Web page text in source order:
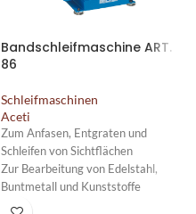
Bandschleifmaschine ART.
86
Schleifmaschinen
Aceti
Zum Anfasen, Entgraten und
Schleifen von Sichtflächen
Zur Bearbeitung von Edelstahl,
Buntmetall und Kunststoffe
Für die Bearbeitung kleiner und